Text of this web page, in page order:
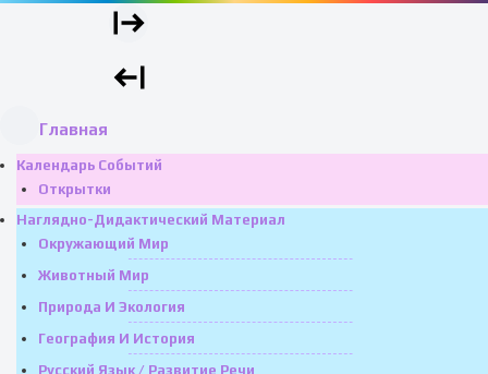
Главная
Календарь Событий
Открытки
Наглядно-Дидактический Материал
Окружающий Мир
Животный Мир
Природа И Экология
География И История
Русский Язык / Развитие Речи